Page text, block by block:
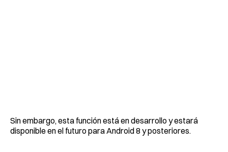
Sin embargo, esta función está en desarrollo y estará
disponible en el futuro para Android 8 y posteriores.